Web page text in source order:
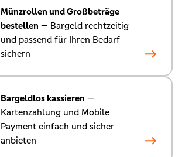
Münzrollen und Großbeträge
bestellen — Bargeld rechtzeitig
und passend für Ihren Bedarf
sichern
Bargeldlos kassieren —
Kartenzahlung und Mobile
Payment einfach und sicher
anbieten